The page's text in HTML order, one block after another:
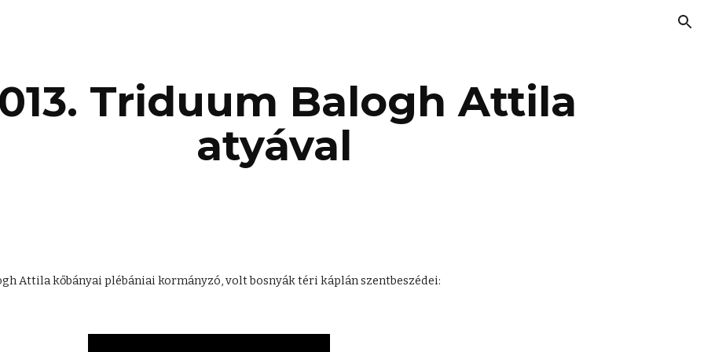
Triduum Balogh Attila
atyával
Attila kőbányai plébániai kormányzó, volt bosnyák téri káplán szentbeszédei: